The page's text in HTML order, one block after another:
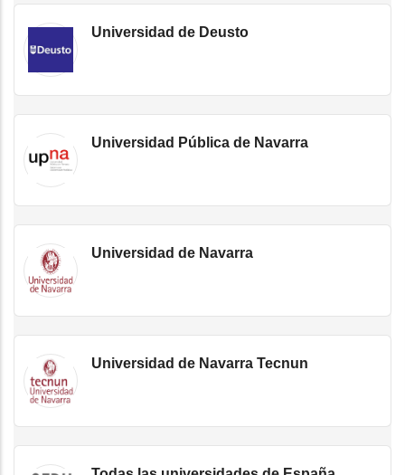
Universidad de Deusto
Universidad Pública de Navarra
Universidad de Navarra
Universidad de Navarra Tecnun